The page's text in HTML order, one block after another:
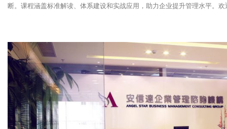
断。课程涵盖标准解读、体系建设和实战应用，助力企业提升管理水平。